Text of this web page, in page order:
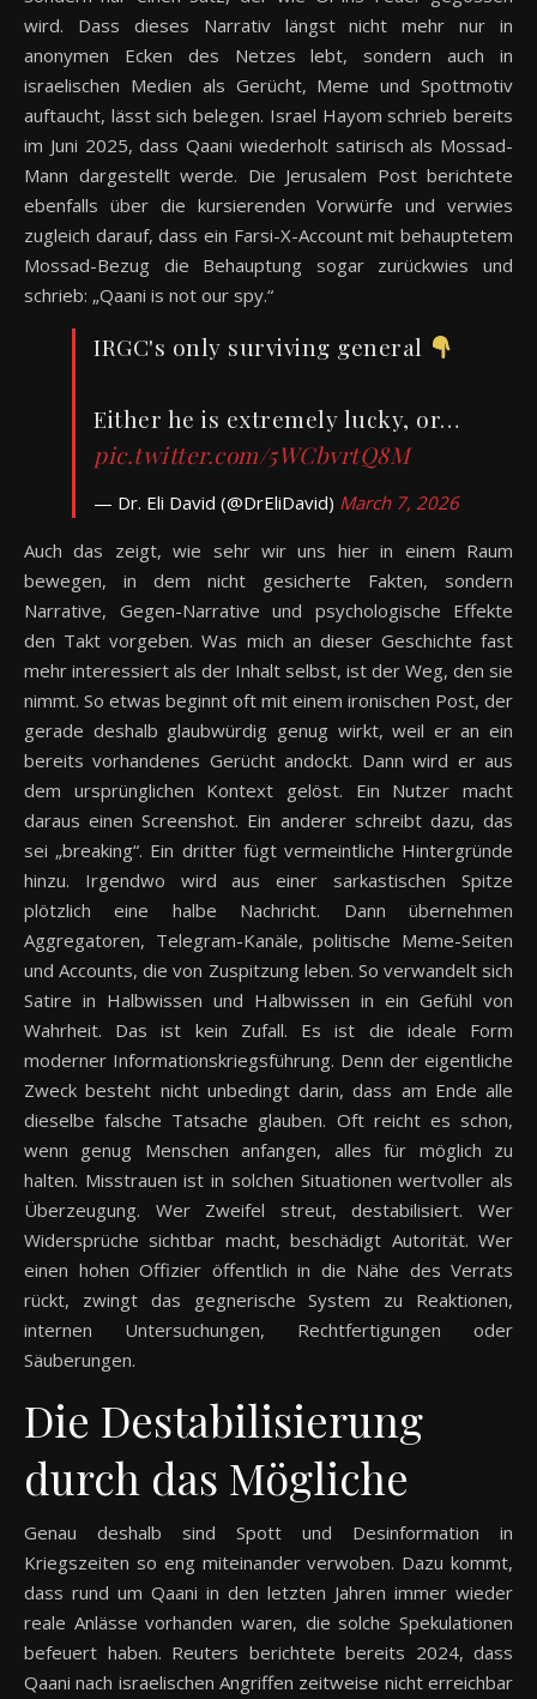
wird. Dass dieses Narrativ längst nicht mehr nur in
anonymen Ecken des Netzes lebt, sondern auch in
israelischen Medien als Gerücht, Meme und Spottmotiv
auftaucht, lässt sich belegen. Israel Hayom schrieb bereits
im Juni 2025, dass Qaani wiederholt satirisch als Mossad-
Mann dargestellt werde. Die Jerusalem Post berichtete
ebenfalls über die kursierenden Vorwürfe und verwies
zugleich darauf, dass ein Farsi-X-Account mit behauptetem
Mossad-Bezug die Behauptung sogar zurückwies und
schrieb: „Qaani is not our spy.“
IRGC's only surviving general
Either he is extremely lucky, or…
pic.twitter.com/5WCbvrtQ8M
— Dr. Eli David (@DrEliDavid) March 7, 2026
Auch das zeigt, wie sehr wir uns hier in einem Raum
bewegen, in dem nicht gesicherte Fakten, sondern
Narrative, Gegen-Narrative und psychologische Effekte
den Takt vorgeben. Was mich an dieser Geschichte fast
mehr interessiert als der Inhalt selbst, ist der Weg, den sie
nimmt. So etwas beginnt oft mit einem ironischen Post, der
gerade deshalb glaubwürdig genug wirkt, weil er an ein
bereits vorhandenes Gerücht andockt. Dann wird er aus
dem ursprünglichen Kontext gelöst. Ein Nutzer macht
daraus einen Screenshot. Ein anderer schreibt dazu, das
sei „breaking“. Ein dritter fügt vermeintliche Hintergründe
hinzu. Irgendwo wird aus einer sarkastischen Spitze
plötzlich eine halbe Nachricht. Dann übernehmen
Aggregatoren, Telegram-Kanäle, politische Meme-Seiten
und Accounts, die von Zuspitzung leben. So verwandelt sich
Satire in Halbwissen und Halbwissen in ein Gefühl von
Wahrheit. Das ist kein Zufall. Es ist die ideale Form
moderner Informationskriegsführung. Denn der eigentliche
Zweck besteht nicht unbedingt darin, dass am Ende alle
dieselbe falsche Tatsache glauben. Oft reicht es schon,
wenn genug Menschen anfangen, alles für möglich zu
halten. Misstrauen ist in solchen Situationen wertvoller als
Überzeugung. Wer Zweifel streut, destabilisiert. Wer
Widersprüche sichtbar macht, beschädigt Autorität. Wer
einen hohen Offizier öffentlich in die Nähe des Verrats
rückt, zwingt das gegnerische System zu Reaktionen,
internen Untersuchungen, Rechtfertigungen oder
Säuberungen.
Die Destabilisierung
durch das Mögliche
Genau deshalb sind Spott und Desinformation in
Kriegszeiten so eng miteinander verwoben. Dazu kommt,
dass rund um Qaani in den letzten Jahren immer wieder
reale Anlässe vorhanden waren, die solche Spekulationen
befeuert haben. Reuters berichtete bereits 2024, dass
Qaani nach israelischen Angriffen zeitweise nicht erreichbar